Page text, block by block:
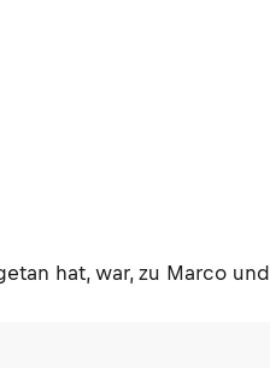
hat, war, zu Marco